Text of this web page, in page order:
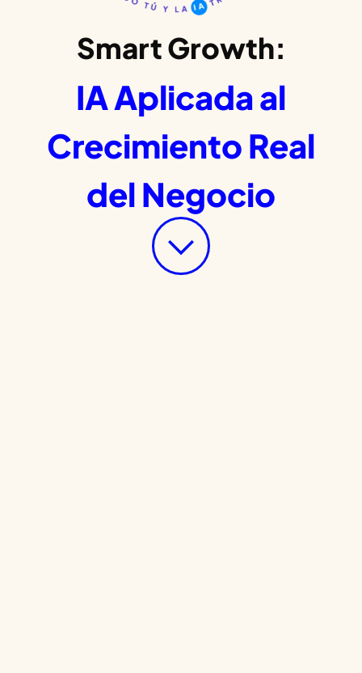
Smart Growth:
IA Aplicada al
Crecimiento Real
del Negocio